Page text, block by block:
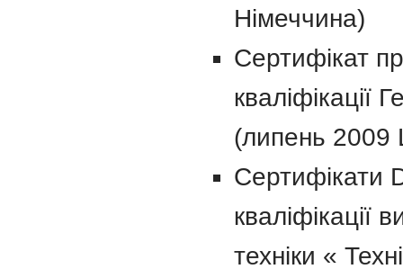
Німеччина)
Сертифікат
кваліфікації
(липень 2009
Сертифікати
кваліфікації
техніки «